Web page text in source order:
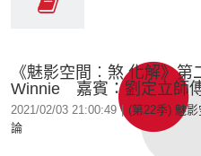
《魅影空間︰煞 化解》
Winnie 嘉賓：劉定立師
2021/02/03 21:00:49 | (第22季) 魅影
論